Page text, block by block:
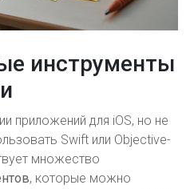
инструменты
приложений для iOS, но не
Swift или Objective-
множество
, которые можно